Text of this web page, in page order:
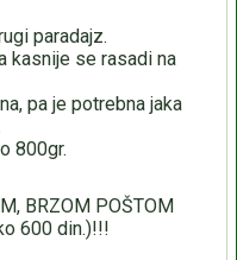
paradajz.
kasnije se rasadi na
pa je potrebna jaka
800gr.
BRZOM POŠTOM
600 din.)!!!